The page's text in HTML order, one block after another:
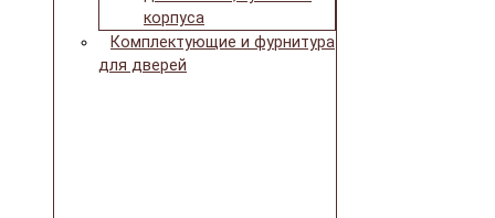
корпуса
Комплектующие и фурнитура
для дверей